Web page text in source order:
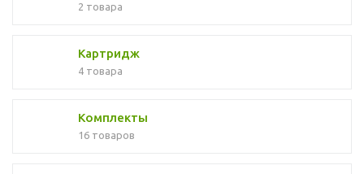
2 товара
Картридж
4 товара
Комплекты
16 товаров